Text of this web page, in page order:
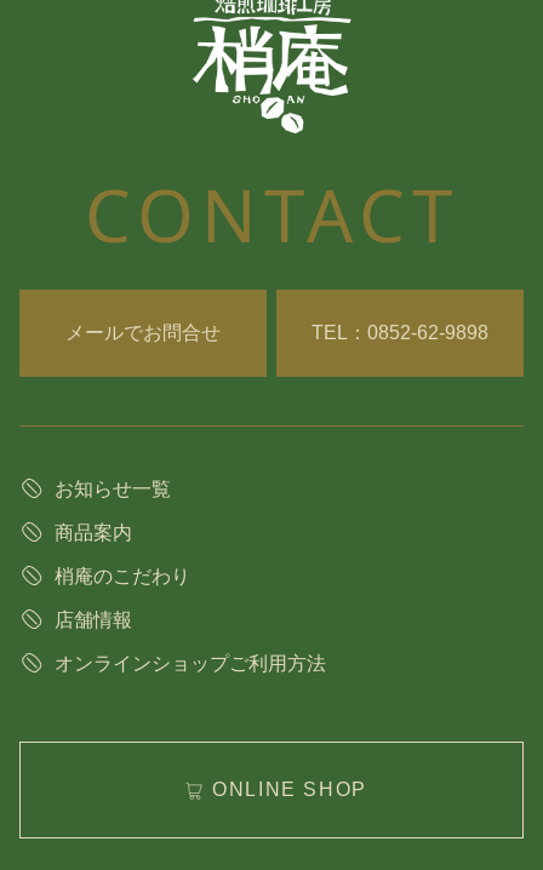
CONTACT
メールでお問合せ TEL：0852-62-9898
お知らせ一覧
商品案内
梢庵のこだわり
店舗情報
オンラインショップご利用方法
ONLINE SHOP